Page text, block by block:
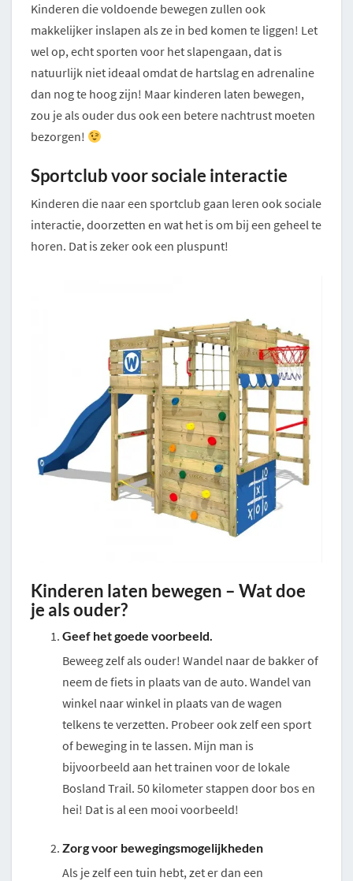
Kinderen die voldoende bewegen zullen ook
makkelijker inslapen als ze in bed komen te liggen! Let
wel op, echt sporten voor het slapengaan, dat is
natuurlijk niet ideaal omdat de hartslag en adrenaline
dan nog te hoog zijn! Maar kinderen laten bewegen,
zou je als ouder dus ook een betere nachtrust moeten
bezorgen!
Sportclub voor sociale interactie
Kinderen die naar een sportclub gaan leren ook sociale
interactie, doorzetten en wat het is om bij een geheel te
horen. Dat is zeker ook een pluspunt!
Kinderen laten bewegen – Wat doe
je als ouder?
Geef het goede voorbeeld.
Beweeg zelf als ouder! Wandel naar de bakker of
neem de fiets in plaats van de auto. Wandel van
winkel naar winkel in plaats van de wagen
telkens te verzetten. Probeer ook zelf een sport
of beweging in te lassen. Mijn man is
bijvoorbeeld aan het trainen voor de lokale
Bosland Trail. 50 kilometer stappen door bos en
hei! Dat is al een mooi voorbeeld!
Zorg voor bewegingsmogelijkheden
Als je zelf een tuin hebt, zet er dan een